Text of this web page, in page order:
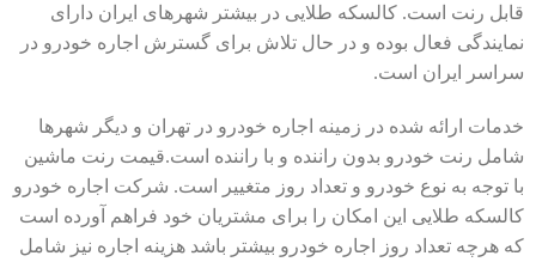
قابل رنت است. کالسکه طلایی در بیشتر شهرهای ایران دارای
نمایندگی فعال بوده و در حال تلاش برای گسترش اجاره خودرو در
سراسر ایران است.
خدمات ارائه شده در زمینه اجاره خودرو در تهران و دیگر شهرها
شامل رنت خودرو بدون راننده و با راننده است.قیمت رنت ماشین
با توجه به نوع خودرو و تعداد روز متغییر است. شرکت اجاره خودرو
کالسکه طلایی این امکان را برای مشتریان خود فراهم آورده است
که هرچه تعداد روز اجاره خودرو بیشتر باشد هزینه اجاره نیز شامل